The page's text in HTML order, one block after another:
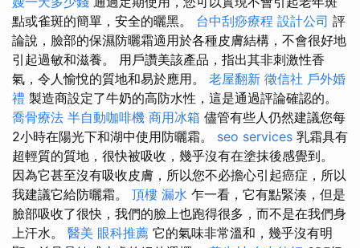
點或雀斑的簡單，安全的曬黑。 台中刮痧療程 設計公司 評
論說，臉部的保濕防曬霜適用於各種皮膚結構，不會很好地
引起過敏和滋養。 用戶讚美該產品，指出其非刺激性香
氣，令人愉悅的質地和易於應用。 老屋翻新 徵信社 戶外婚
禮 製造商設定了牛奶的高防水性，這是通過評論確認的。
喬骨療法 半自動咖啡機 商用冰箱 儘管有些人仍然建議您每
2小時在陽光下和湖中使用防曬霜。 seo services 乳霜具有
超輕質的質地，很快被吸收，幾乎沒有在塗抹後感覺到。
因為它甚至沒有吸收皮膚，所以您不必擔心引起癌症，所以
我建議它給防曬霜。 頂樓 漏水 乍一看，它有點緊湊，但是
臉部吸收了很快，我們的臉上也跑得很多，而不是在我們身
上汗水。 醫美 眼科推薦 它的氣味非常溫和，幾乎沒有明